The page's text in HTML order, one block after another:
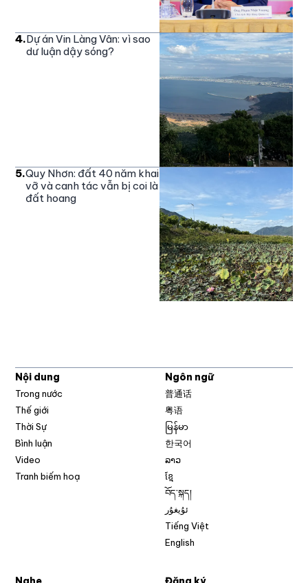
4.Dự án Vin Làng Vân: vì sao
dư luận dậy sóng?
5.Quy Nhơn: đất 40 năm khai
vỡ và canh tác vẫn bị coi là
đất hoang
Nội dung
Trong nước
Thế giới
Thời Sự
Bình luận
Video
Tranh biếm hoạ
Ngôn ngữ
普通话
粤语
မြန်မာ
한국어
ລາວ
ខ្មែ
བོད་སྐད།
ئۇيغۇر
Tiếng Việt
English